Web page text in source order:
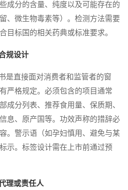
成分的含量、纯度以及可能存在的
、微生物毒素等）。检测方法需要
目标国的相关药典或标准要求。
规设计
直接面对消费者和监管者的窗
严格规定。必须包含的项目通常
成分列表、推荐食用量、保质期、
息、原产国等。功效声称的措辞必
。警示语（如孕妇慎用、避免与某
示。标签设计需在上市前通过预
理或责任人